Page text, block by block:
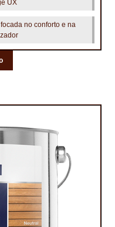
UX
no conforto e na